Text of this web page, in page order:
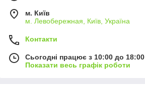
м. Київ
м. Левобережная, Київ, Україна
Контакти
Сьогодні працює з 10:00 до 18:00
Показати весь графік роботи